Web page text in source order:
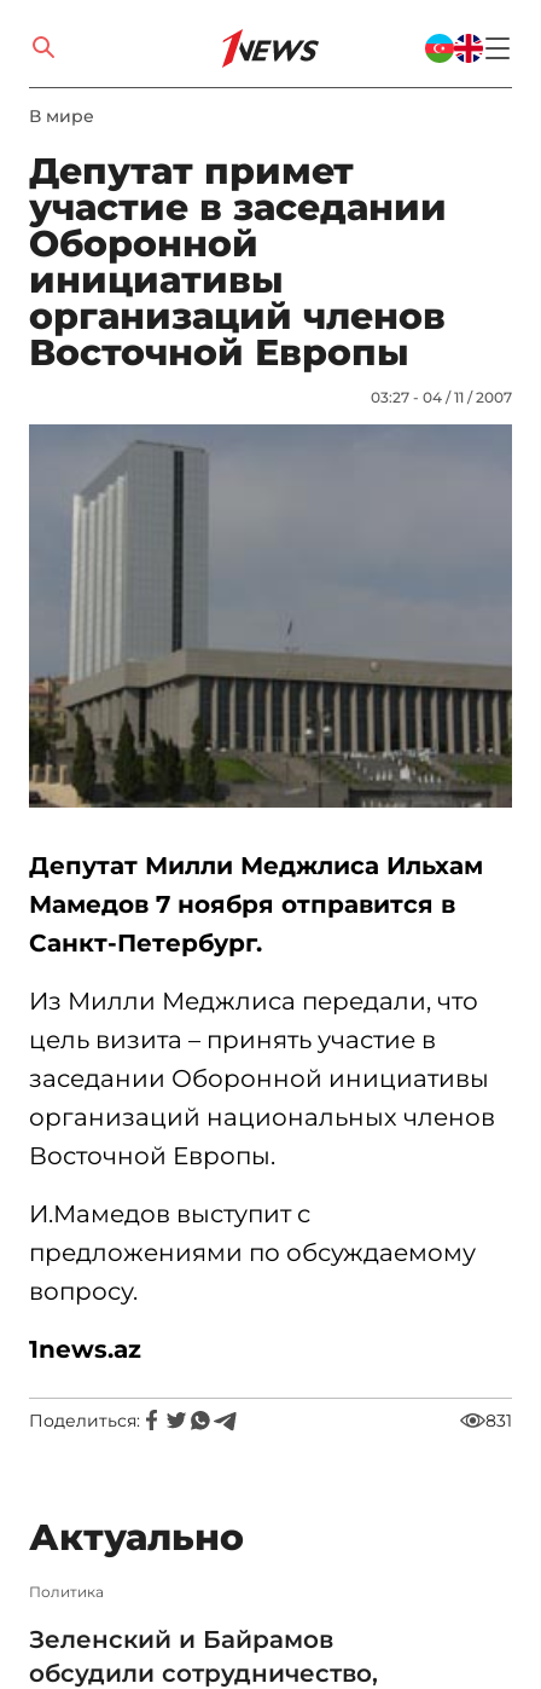
В мире
Депутат примет
участие в заседании
Оборонной
инициативы
организаций членов
Восточной Европы
03:27 - 04 / 11 / 2007
Депутат Милли Меджлиса Ильхам
Мамедов 7 ноября отправится в
Санкт-Петербург.
Из Милли Меджлиса передали, что
цель визита – принять участие в
заседании Оборонной инициативы
организаций национальных членов
Восточной Европы.
И.Мамедов выступит с
предложениями по обсуждаемому
вопросу.
1news.az
Поделиться: 831
Актуально
Политика
Зеленский и Байрамов
обсудили сотрудничество,